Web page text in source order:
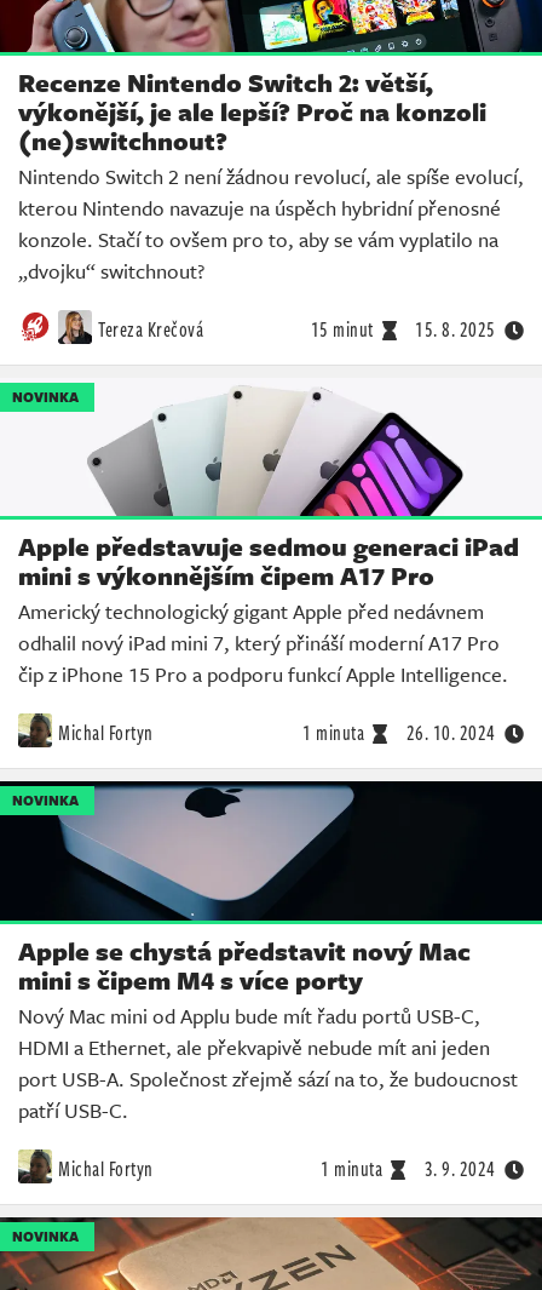
Recenze Nintendo Switch 2: větší,
výkonější, je ale lepší? Proč na konzoli
(ne)switchnout?
Nintendo Switch 2 není žádnou revolucí, ale spíše evolucí,
kterou Nintendo navazuje na úspěch hybridní přenosné
konzole. Stačí to ovšem pro to, aby se vám vyplatilo na
„dvojku“ switchnout?
Tereza Krečová 15 minut 15. 8. 2025
NOVINKA
Apple představuje sedmou generaci iPad
mini s výkonnějším čipem A17 Pro
Americký technologický gigant Apple před nedávnem
odhalil nový iPad mini 7, který přináší moderní A17 Pro
čip z iPhone 15 Pro a podporu funkcí Apple Intelligence.
Michal Fortyn 1 minuta 26. 10. 2024
NOVINKA
Apple se chystá představit nový Mac
mini s čipem M4 s více porty
Nový Mac mini od Applu bude mít řadu portů USB-C,
HDMI a Ethernet, ale překvapivě nebude mít ani jeden
port USB-A. Společnost zřejmě sází na to, že budoucnost
patří USB-C.
Michal Fortyn 1 minuta 3. 9. 2024
NOVINKA